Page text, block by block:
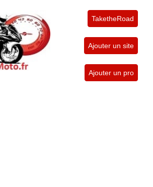
TaketheRoad
Ajouter un site
Ajouter un pro